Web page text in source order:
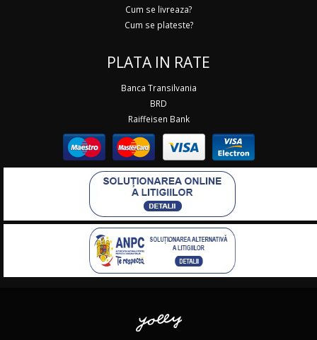
Cum se livreaza?
Cum se plateste?
PLATA IN RATE
Banca Transilvania
BRD
Raiffeisen Bank